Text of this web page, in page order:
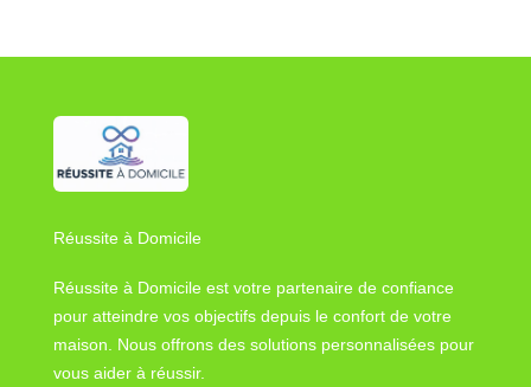
Réussite à Domicile
Réussite à Domicile est votre partenaire de confiance
pour atteindre vos objectifs depuis le confort de votre
maison. Nous offrons des solutions personnalisées pour
vous aider à réussir.